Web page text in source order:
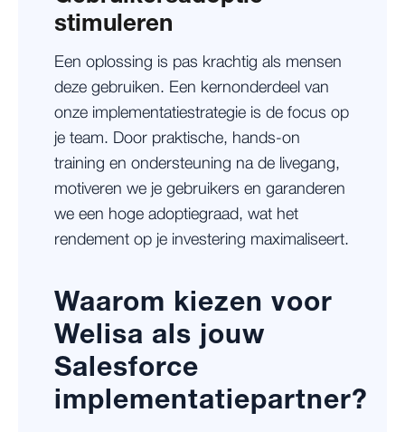
stimuleren
Een oplossing is pas krachtig als mensen
deze gebruiken. Een kernonderdeel van
onze implementatiestrategie is de focus op
je team. Door praktische, hands-on
training en ondersteuning na de livegang,
motiveren we je gebruikers en garanderen
we een hoge adoptiegraad, wat het
rendement op je investering maximaliseert.
Waarom kiezen voor
Welisa als jouw
Salesforce
implementatiepartner?